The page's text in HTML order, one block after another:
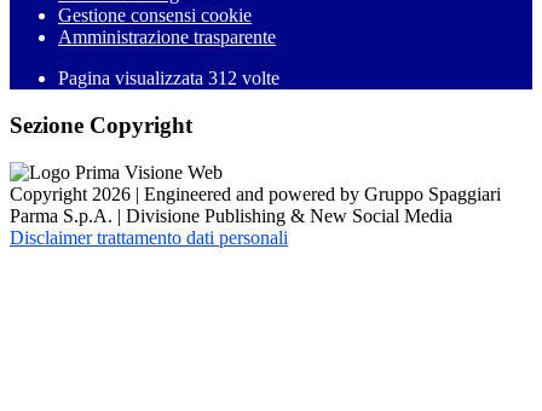
Gestione consensi cookie
Amministrazione trasparente
Pagina visualizzata 312 volte
Sezione Copyright
Copyright 2026 | Engineered and powered by Gruppo Spaggiari
Parma S.p.A. | Divisione Publishing & New Social Media
Disclaimer trattamento dati personali